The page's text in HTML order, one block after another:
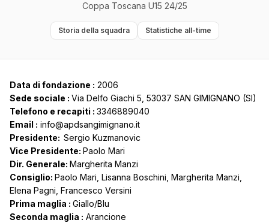
Coppa Toscana U15 24/25
Storia della squadra Statistiche all-time
Data di fondazione : 2006
Sede sociale : Via Delfo Giachi 5, 53037 SAN GIMIGNANO (SI)
Telefono e recapiti : 3346889040
Email : info@apdsangimignano.it
Presidente: Sergio Kuzmanovic
Vice Presidente: Paolo Mari
Dir. Generale: Margherita Manzi
Consiglio: Paolo Mari, Lisanna Boschini, Margherita Manzi,
Elena Pagni, Francesco Versini
Prima maglia : Giallo/Blu
Seconda maglia : Arancione